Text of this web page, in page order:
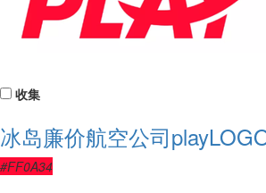
收集
冰岛廉价航空公司
#FF0A34